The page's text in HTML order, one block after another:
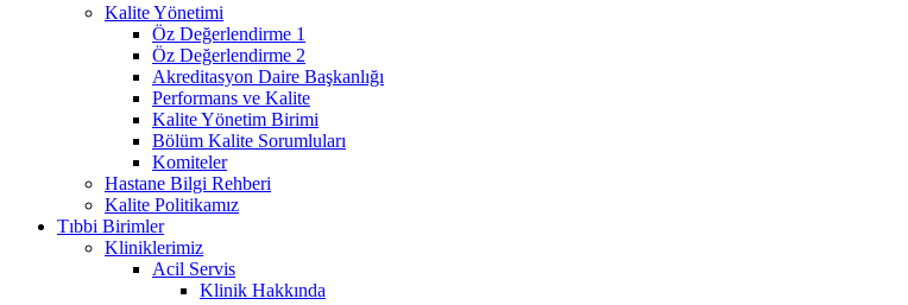
Kalite Yönetimi
Öz Değerlendirme 1
Öz Değerlendirme 2
Akreditasyon Daire Başkanlığı
Performans ve Kalite
Kalite Yönetim Birimi
Bölüm Kalite Sorumluları
Komiteler
Hastane Bilgi Rehberi
Kalite Politikamız
Tıbbi Birimler
Kliniklerimiz
Acil Servis
Klinik Hakkında